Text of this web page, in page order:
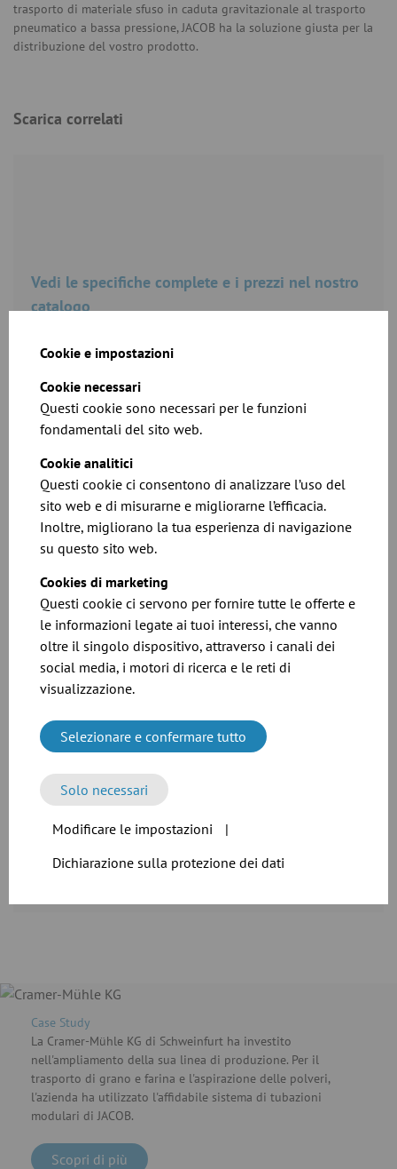
Cookie e impostazioni
Cookie necessari
Questi cookie sono necessari per le funzioni
fondamentali del sito web.
Cookie analitici
Questi cookie ci consentono di analizzare l’uso del
sito web e di misurarne e migliorarne l’efficacia.
Inoltre, migliorano la tua esperienza di navigazione
su questo sito web.
Cookies di marketing
Questi cookie ci servono per fornire tutte le offerte e
le informazioni legate ai tuoi interessi, che vanno
oltre il singolo dispositivo, attraverso i canali dei
social media, i motori di ricerca e le reti di
visualizzazione.
Selezionare e confermare tutto
Solo necessari
Modificare le impostazioni
|
Dichiarazione sulla protezione dei dati
trasporto di materiale sfuso in caduta gravitazionale al trasporto
pneumatico a bassa pressione, JACOB ha la soluzione giusta per la
distribuzione del vostro prodotto.
Scarica correlati
Vedi le specifiche complete e i prezzi nel nostro
catalogo
Schede dimensionali per i nostri distributori a 2
vie
Scarica
File CAD per i nostri prodotti
Case Study
La Cramer-Mühle KG di Schweinfurt ha investito
nell'ampliamento della sua linea di produzione. Per il
trasporto di grano e farina e l'aspirazione delle polveri,
l'azienda ha utilizzato l'affidabile sistema di tubazioni
modulari di JACOB.
Scopri di più